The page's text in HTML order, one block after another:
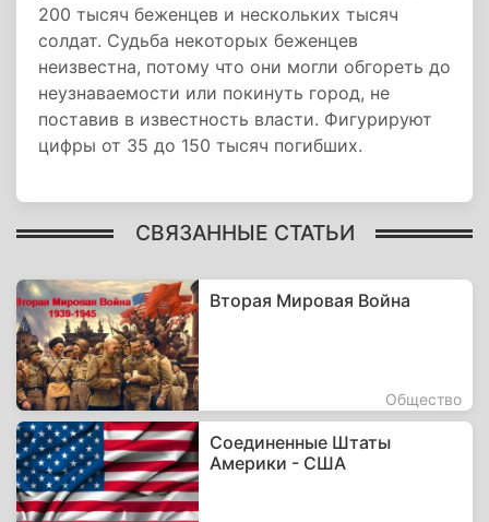
200 тысяч беженцев и нескольких тысяч
солдат. Судьба некоторых беженцев
неизвестна, потому что они могли обгореть до
неузнаваемости или покинуть город, не
поставив в известность власти. Фигурируют
цифры от 35 до 150 тысяч погибших.
СВЯЗАННЫЕ СТАТЬИ
Вторая Мировая Война
Общество
Соединенные Штаты
Америки - США